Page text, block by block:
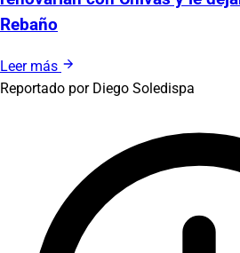
Rebaño
Leer más
Reportado por Diego Soledispa